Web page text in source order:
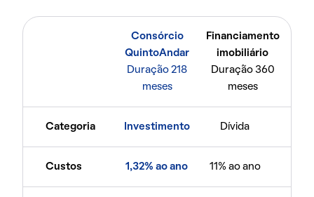
Consórcio
QuintoAndar
Duração 218
meses
Financiamento
imobiliário
Duração 360
meses
Categoria Investimento Dívida
Custos 1,32% ao ano 11% ao ano